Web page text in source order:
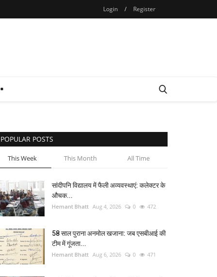
Login / Register
POPULAR POSTS
This Week This Month All Time
सांदीपनि विद्यालय में फैली अव्यवस्थाएं: कलेक्टर के
औचक...
Hemant Bhatt Aug 4, 2026 0 472
58 साल पुराना अनमोल खजाना: जब एसबीआई की
टीम में गूंजता...
Hemant Bhatt Aug 6, 2026 0 471